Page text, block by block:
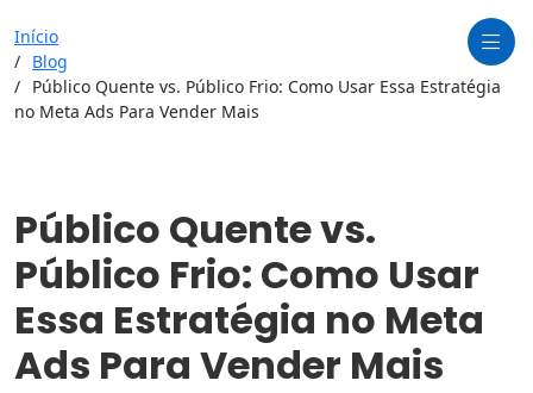
Início
Blog
Público Quente vs. Público Frio: Como Usar Essa Estratégia
no Meta Ads Para Vender Mais
Público Quente vs.
Público Frio: Como Usar
Essa Estratégia no Meta
Ads Para Vender Mais